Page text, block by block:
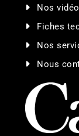
Nos
Fiches
Nos
Nous